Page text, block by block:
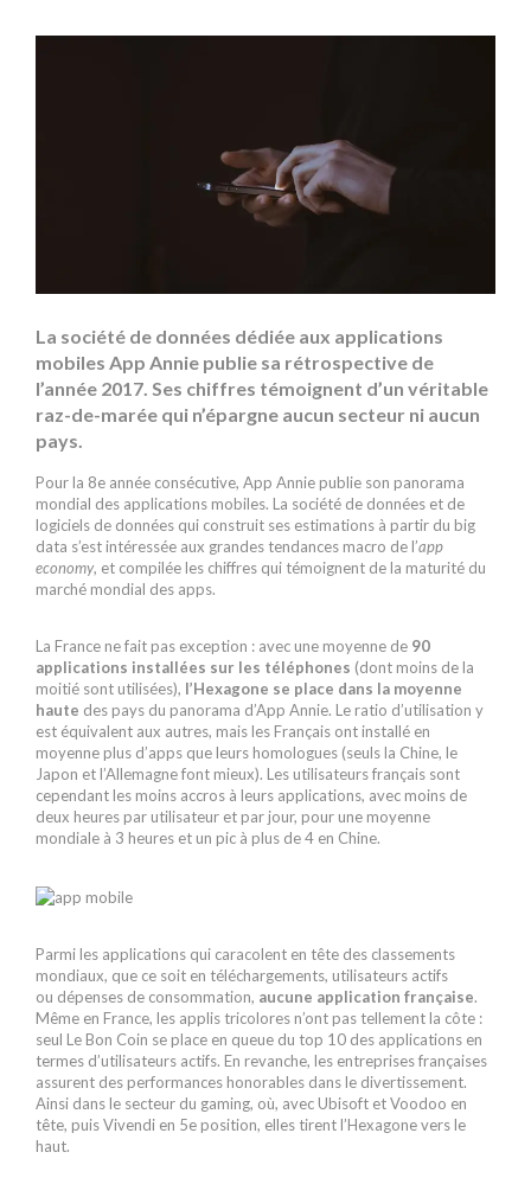
La société de données dédiée aux applications
mobiles App Annie publie sa rétrospective de
l’année 2017. Ses chiffres témoignent d’un véritable
raz-de-marée qui n’épargne aucun secteur ni aucun
pays.
Pour la 8e année consécutive, App Annie publie son panorama
mondial des applications mobiles. La société de données et de
logiciels de données qui construit ses estimations à partir du big
data s’est intéressée aux grandes tendances macro de l’app
economy, et compilée les chiffres qui témoignent de la maturité du
marché mondial des apps.
La France ne fait pas exception : avec une moyenne de 90
applications installées sur les téléphones (dont moins de la
moitié sont utilisées), l’Hexagone se place dans la moyenne
haute des pays du panorama d’App Annie. Le ratio d’utilisation y
est équivalent aux autres, mais les Français ont installé en
moyenne plus d’apps que leurs homologues (seuls la Chine, le
Japon et l’Allemagne font mieux). Les utilisateurs français sont
cependant les moins accros à leurs applications, avec moins de
deux heures par utilisateur et par jour, pour une moyenne
mondiale à 3 heures et un pic à plus de 4 en Chine.
Parmi les applications qui caracolent en tête des classements
mondiaux, que ce soit en téléchargements, utilisateurs actifs
ou dépenses de consommation, aucune application française.
Même en France, les applis tricolores n’ont pas tellement la côte :
seul Le Bon Coin se place en queue du top 10 des applications en
termes d’utilisateurs actifs. En revanche, les entreprises françaises
assurent des performances honorables dans le divertissement.
Ainsi dans le secteur du gaming, où, avec Ubisoft et Voodoo en
tête, puis Vivendi en 5e position, elles tirent l’Hexagone vers le
haut.